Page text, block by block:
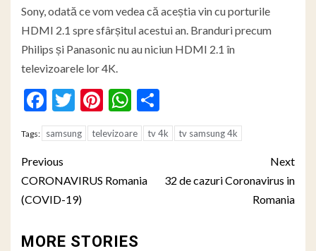
Sony, odată ce vom vedea că aceștia vin cu porturile
HDMI 2.1 spre sfârșitul acestui an. Branduri precum
Philips și Panasonic nu au niciun HDMI 2.1 în
televizoarele lor 4K.
Facebook
Twitter
Pinterest
WhatsApp
Tags: samsung televizoare tv 4k tv samsung 4k
Post
navigation
Previous
CORONAVIRUS Romania
(COVID-19)
Next
32 de cazuri Coronavirus in
Romania
MORE STORIES